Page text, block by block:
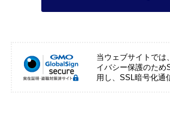
当ウェブサイトでは
イバシー保護のため
用し、SSL暗号化通